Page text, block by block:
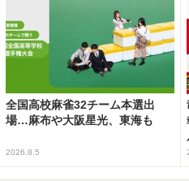
全国高校麻雀32チーム本選出
場…麻布や大阪星光、東海も
2026.8.5